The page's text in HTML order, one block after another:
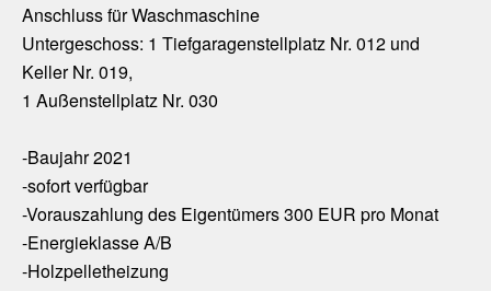
Anschluss für Waschmaschine
Untergeschoss: 1 Tiefgaragenstellplatz Nr. 012 und
Keller Nr. 019,
1 Außenstellplatz Nr. 030
-Baujahr 2021
-sofort verfügbar
-Vorauszahlung des Eigentümers 300 EUR pro Monat
-Energieklasse A/B
-Holzpelletheizung